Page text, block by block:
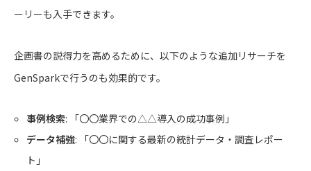
ーリーも入手できます。
企画書の説得力を高めるために、以下のような追加リサーチを
GenSparkで行うのも効果的です。
事例検索: 「〇〇業界での△△導入の成功事例」
データ補強: 「〇〇に関する最新の統計データ・調査レポー
ト」